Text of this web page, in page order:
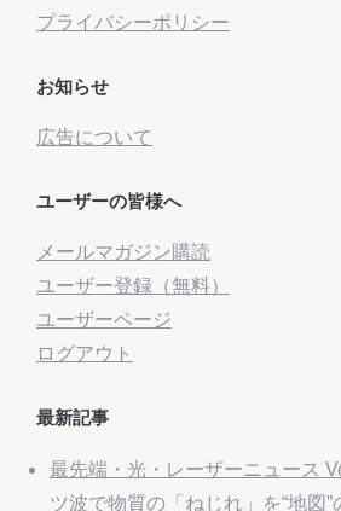
プライバシーポリシー
お知らせ
広告について
ユーザーの皆様へ
メールマガジン購読
ユーザー登録（無料）
ユーザーページ
ログアウト
最新記事
最先端・光・レーザーニュース
ツ波で物質の「ねじれ」を“地図”